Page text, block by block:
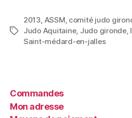
2013, ASSM, comité judo
Judo Aquitaine, Judo gironde,
Saint-médard-en-jalles
Commandes
Mon adresse